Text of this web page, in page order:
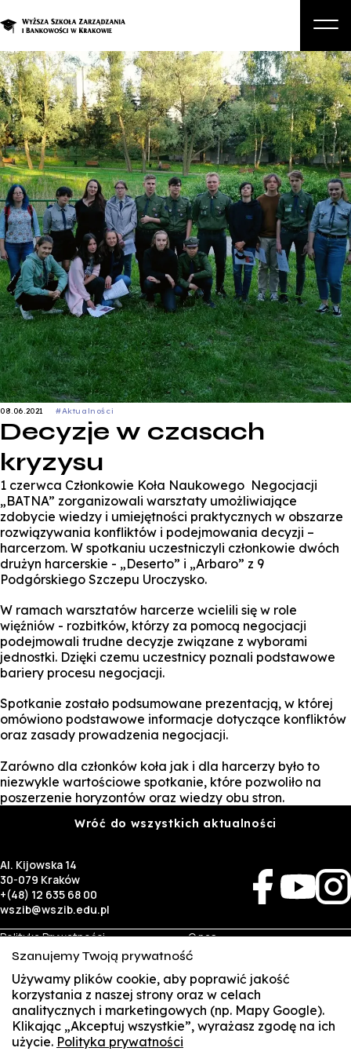
O nas
Studia
Studia podyplomowe i kursy
Kandydat
Student
Biznes
Zapisz się na studia
08.06.2021 #Aktualności
Decyzje w czasach
kryzysu
1 czerwca Członkowie Koła Naukowego Negocjacji
„BATNA” zorganizowali warsztaty umożliwiające
zdobycie wiedzy i umiejętności praktycznych w obszarze
rozwiązywania konfliktów i podejmowania decyzji –
harcerzom. W spotkaniu uczestniczyli członkowie dwóch
drużyn harcerskie - „Deserto” i „Arbaro” z 9
Podgórskiego Szczepu Uroczysko.
W ramach warsztatów harcerze wcielili się w role
więźniów - rozbitków, którzy za pomocą negocjacji
podejmowali trudne decyzje związane z wyborami
jednostki. Dzięki czemu uczestnicy poznali podstawowe
bariery procesu negocjacji.
Spotkanie zostało podsumowane prezentacją, w której
omówiono podstawowe informacje dotyczące konfliktów
oraz zasady prowadzenia negocjacji.
Zarówno dla członków koła jak i dla harcerzy było to
niezwykle wartościowe spotkanie, które pozwoliło na
poszerzenie horyzontów oraz wiedzy obu stron.
Wróć do wszystkich aktualności
Al. Kijowska 14
30-079 Kraków
+(48) 12 635 68 00
wszib@wszib.edu.pl
Polityka Prywatności
RODO
Identyfikacja wizualna
O nas
Rekrutacja
Studia
Kontakt
Biznes
Wynajem sal
Targi pracy
Student
Multis Multum
Szanujemy Twoją prywatność
Używamy plików cookie, aby poprawić jakość
korzystania z naszej strony oraz w celach
analitycznych i marketingowych (np. Mapy Google).
Klikając „Akceptuj wszystkie”, wyrażasz zgodę na ich
użycie. Polityka prywatności